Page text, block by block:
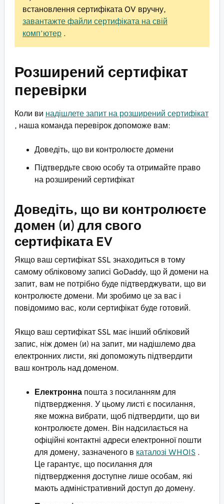
встановлення сертифіката OV вручну,
завантажте файли сертифіката на свій
комп’ютер
Розширений сертифікат
перевірки
Коли ви надішлете запит на розширений сертифікат
, наша команда перевірок допоможе вам:
Доведіть, що ви контролюєте домени
Підтвердьте свою особу та отримайте право
на розширений сертифікат
Доведіть, що ви контролюєте
домен (и) для свого
сертифіката EV
Якщо ваш сертифікат SSL знаходиться в тому
самому обліковому записі GoDaddy, що й домени на
запит, вам не потрібно буде підтверджувати, що ви
контролюєте домени. Ми зробимо це за вас і
повідомимо вас, коли сертифікат буде готовий.
Якщо ваш сертифікат SSL має інший обліковий
запис, ніж домен (и) на запит, ми надішлемо два
електронних листи, які допоможуть підтвердити
ваш контроль над доменом.
Електронна пошта з посиланням для
підтвердження. У цьому листі є посилання,
яке можна вибрати, щоб підтвердити, що ви
контролюєте домен. Він надсилається на
офіційні контактні адреси електронної пошти
для домену, зазначеного в каталозі WHOIS
Це гарантує, що посилання для
підтвердження доступне лише особам, які
мають адміністративний доступ до домену.